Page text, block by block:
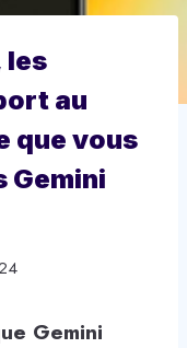
les
au
que vous
Gemini
Gemini